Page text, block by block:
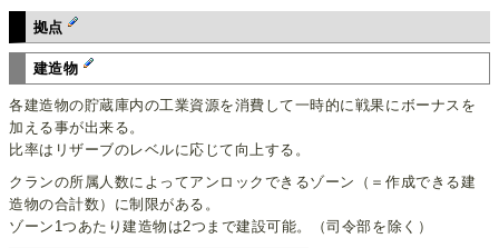
拠点
建造物
各建造物の貯蔵庫内の工業資源を消費して一時的に戦果にボーナスを
加える事が出来る。
比率はリザーブのレベルに応じて向上する。
クランの所属人数によってアンロックできるゾーン（＝作成できる建
造物の合計数）に制限がある。
ゾーン1つあたり建造物は2つまで建設可能。（司令部を除く）